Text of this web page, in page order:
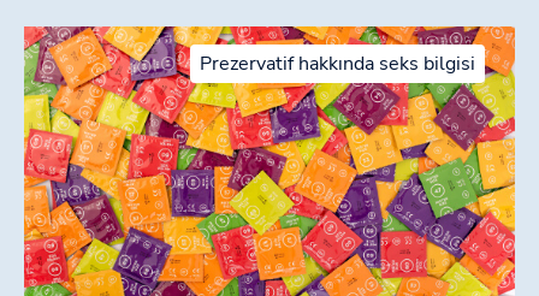
Prezervatif hakkında seks bilgisi